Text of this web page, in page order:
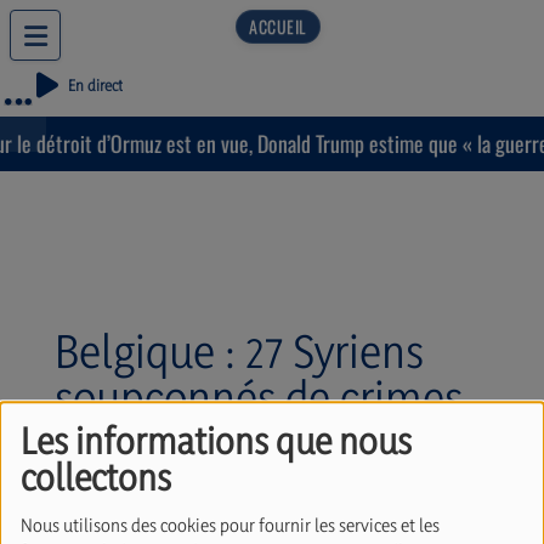
Les informations que nous
collectons
Nous utilisons des cookies pour fournir les services et les
En direct
détroit d’Ormuz est en vue, Donald Trump estime que « la
Belgique : 27 Syriens
soupçonnés de crimes
de guerre au service du
régime Assad. Avec